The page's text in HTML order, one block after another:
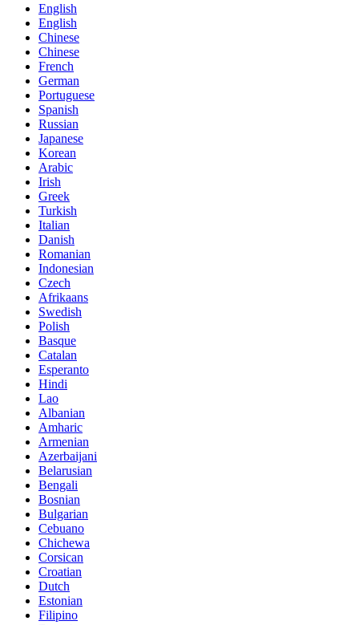
English
English
Chinese
Chinese
French
German
Portuguese
Spanish
Russian
Japanese
Korean
Arabic
Irish
Greek
Turkish
Italian
Danish
Romanian
Indonesian
Czech
Afrikaans
Swedish
Polish
Basque
Catalan
Esperanto
Hindi
Lao
Albanian
Amharic
Armenian
Azerbaijani
Belarusian
Bengali
Bosnian
Bulgarian
Cebuano
Chichewa
Corsican
Croatian
Dutch
Estonian
Filipino